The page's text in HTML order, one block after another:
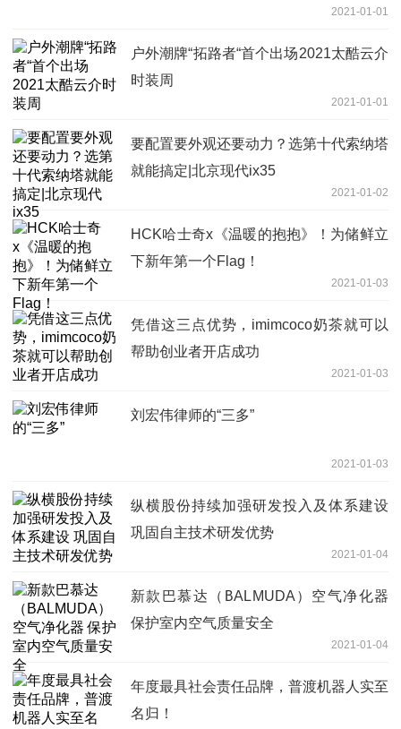
2021-01-01
户外潮牌“拓路者“首个出场2021太酷云介
时装周
2021-01-01
要配置要外观还要动力？选第十代索纳塔
就能搞定|北京现代ix35
2021-01-02
HCK哈士奇x《温暖的抱抱》！为储鲜立
下新年第一个Flag！
2021-01-03
凭借这三点优势，imimcoco奶茶就可以
帮助创业者开店成功
2021-01-03
刘宏伟律师的“三多”
2021-01-03
纵横股份持续加强研发投入及体系建设
巩固自主技术研发优势
2021-01-04
新款巴慕达（BALMUDA）空气净化器
保护室内空气质量安全
2021-01-04
年度最具社会责任品牌，普渡机器人实至
名归！